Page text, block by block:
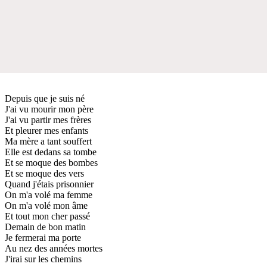
Depuis que je suis né
J'ai vu mourir mon père
J'ai vu partir mes frères
Et pleurer mes enfants
Ma mère a tant souffert
Elle est dedans sa tombe
Et se moque des bombes
Et se moque des vers
Quand j'étais prisonnier
On m'a volé ma femme
On m'a volé mon âme
Et tout mon cher passé
Demain de bon matin
Je fermerai ma porte
Au nez des années mortes
J'irai sur les chemins